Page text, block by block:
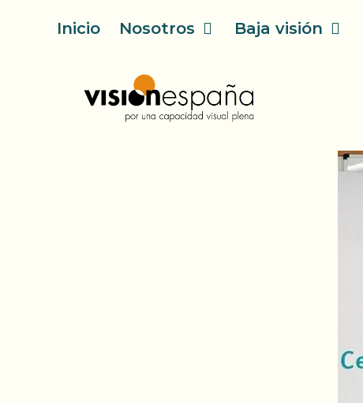
Inicio Nosotros Baja visión